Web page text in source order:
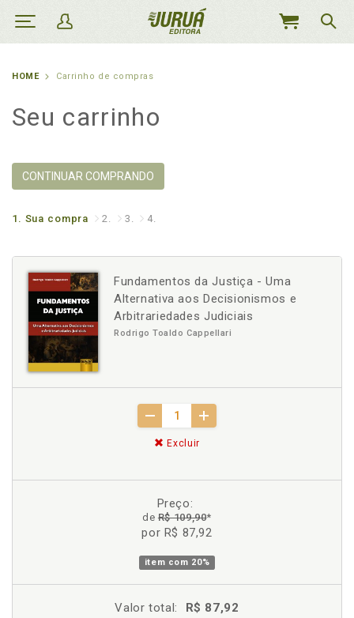
MEU
HOME Carrinho de compras
Seu carrinho
CONTINUAR COMPRANDO
1. Sua compra 2. 3. 4.
Fundamentos da Justiça - Uma
Alternativa aos Decisionismos e
Arbitrariedades Judiciais
Rodrigo Toaldo Cappellari
Excluir
Preço:
deR$ 109,90*
por R$ 87,92
item com 20%
Valor total: R$ 87,92